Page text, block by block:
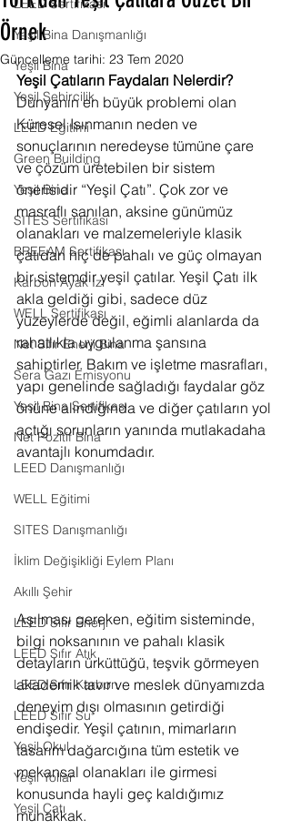
LEED Sertifikası
Yeşil Bina Danışmanlığı
Yeşil Bina
Yeşil Şehircilik
LEED Eğitimi
Green Building
Yeşil Bina
SITES Sertifikası
BREEAM Sertifikası
Karbon Ayak İzi
WELL Sertifikası
Net Sıfır Enerji Bina
Sera Gazı Emisyonu
Yeşil Bina Sertifikası
Net Pozitif Bina
LEED Danışmanlığı
WELL Eğitimi
SITES Danışmanlığı
İklim Değişikliği Eylem Planı
Akıllı Şehir
LEED Sıfır Enerji
LEED Sıfır Atık
LEED Sıfır Karbon
LEED Sıfır Su
Yeşil Okul
Yeşil Yollar
Yeşil Çatı
Örnek
Güncelleme tarihi: 23 Tem 2020
Yeşil Çatıların Faydaları Nelerdir?
Dünyanın en büyük problemi olan
Küresel Isınmanın neden ve
sonuçlarının neredeyse tümüne çare
ve çözüm üretebilen bir sistem
önerisidir “Yeşil Çatı”. Çok zor ve
masraflı sanılan, aksine günümüz
olanakları ve malzemeleriyle klasik
çatıdan hiç de pahalı ve güç olmayan
bir sistemdir yeşil çatılar. Yeşil Çatı ilk
akla geldiği gibi, sadece düz
yüzeylerde değil, eğimli alanlarda da
rahatlıkla uygulanma şansına
sahiptirler. Bakım ve işletme masrafları,
yapı genelinde sağladığı faydalar göz
önüne alındığında ve diğer çatıların yol
açtığı sorunların yanında mutlakadaha
avantajlı konumdadır.
Aşılması gereken, eğitim sisteminde,
bilgi noksanının ve pahalı klasik
detayların ürküttüğü, teşvik görmeyen
akademik tavır ve meslek dünyamızda
deneyim dışı olmasının getirdiği
endişedir. Yeşil çatının, mimarların
tasarım dağarcığına tüm estetik ve
mekansal olanakları ile girmesi
konusunda hayli geç kaldığımız
muhakkak.